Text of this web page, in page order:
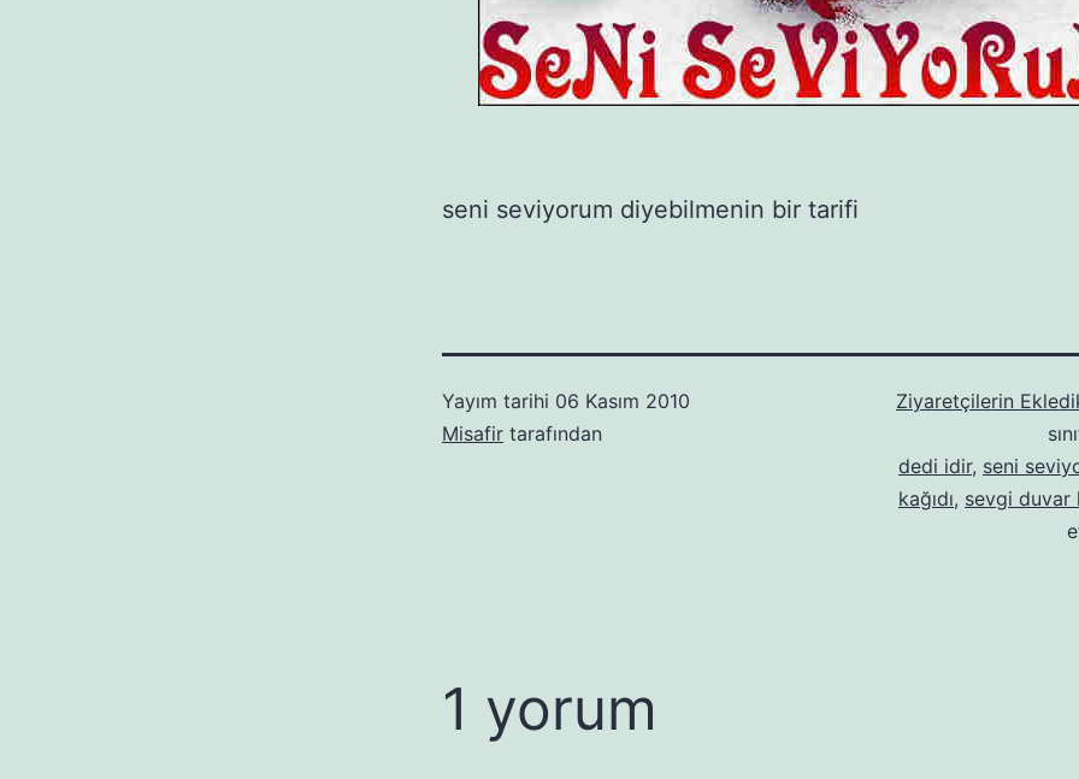
seni seviyorum diyebilmenin bir tarifi
Yayım tarihi 06 Kasım 2010
Misafir tarafından
Ziyaretçilerin
dedi idir, seni
kağıdı, sevgi duvar
1 yorum